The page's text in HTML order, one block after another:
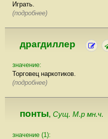
Играть.
(подробнее)
драгдиллер
значение:
Торговец наркотиков.
(подробнее)
понты, Сущ. М.р мн.ч.
значение (1):